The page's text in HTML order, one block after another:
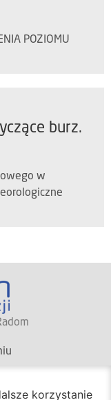
POZIOMU
burz.
w
korzystanie